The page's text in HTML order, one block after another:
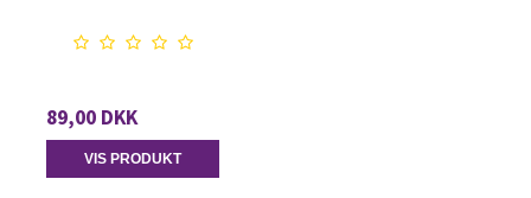
89,00 DKK
VIS PRODUKT